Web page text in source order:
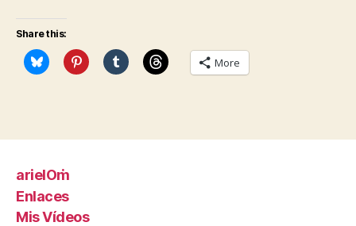
Share this:
More
arielOṁ
Enlaces
Mis Vídeos